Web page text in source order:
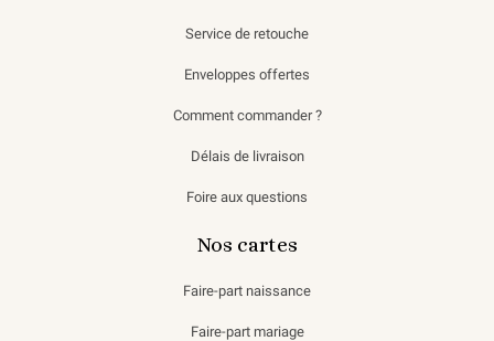
Service de retouche
Enveloppes offertes
Comment commander ?
Délais de livraison
Foire aux questions
Nos cartes
Faire-part naissance
Faire-part mariage